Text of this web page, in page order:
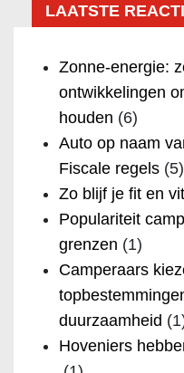
LAATSTE
Zonne-energie:
ontwikkelingen
houden (6)
Auto op naam
Fiscale regels (5)
Zo blijf je fit en
Populariteit
grenzen (1)
Camperaars
duurzaamheid
Hoveniers